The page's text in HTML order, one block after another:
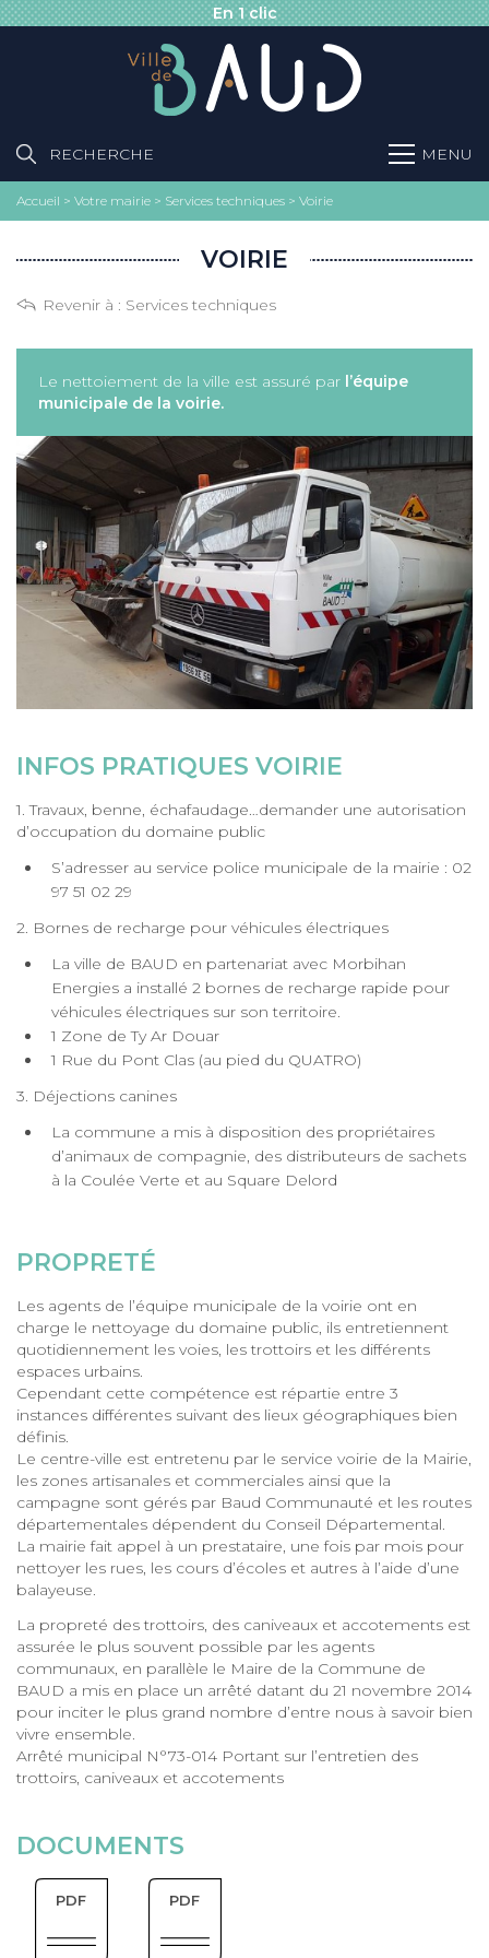
En 1 clic
RECHERCHE MENU
Accueil > Votre mairie > Services techniques > Voirie
VOIRIE
Revenir à : Services techniques
Le nettoiement de la ville est assuré par l’équipe
municipale de la voirie.
INFOS PRATIQUES VOIRIE
1. Travaux, benne, échafaudage…demander une autorisation
d’occupation du domaine public
S’adresser au service police municipale de la mairie : 02
97 51 02 29
2. Bornes de recharge pour véhicules électriques
La ville de BAUD en partenariat avec Morbihan
Energies a installé 2 bornes de recharge rapide pour
véhicules électriques sur son territoire.
1 Zone de Ty Ar Douar
1 Rue du Pont Clas (au pied du QUATRO)
3. Déjections canines
La commune a mis à disposition des propriétaires
d’animaux de compagnie, des distributeurs de sachets
à la Coulée Verte et au Square Delord
PROPRETÉ
Les agents de l’équipe municipale de la voirie ont en
charge le nettoyage du domaine public, ils entretiennent
quotidiennement les voies, les trottoirs et les différents
espaces urbains.
Cependant cette compétence est répartie entre 3
instances différentes suivant des lieux géographiques bien
définis.
Le centre-ville est entretenu par le service voirie de la Mairie,
les zones artisanales et commerciales ainsi que la
campagne sont gérés par Baud Communauté et les routes
départementales dépendent du Conseil Départemental.
La mairie fait appel à un prestataire, une fois par mois pour
nettoyer les rues, les cours d’écoles et autres à l’aide d’une
balayeuse.
La propreté des trottoirs, des caniveaux et accotements est
assurée le plus souvent possible par les agents
communaux, en parallèle le Maire de la Commune de
BAUD a mis en place un arrêté datant du 21 novembre 2014
pour inciter le plus grand nombre d’entre nous à savoir bien
vivre ensemble.
Arrêté municipal N°73-014 Portant sur l’entretien des
trottoirs, caniveaux et accotements
DOCUMENTS
PDF PDF